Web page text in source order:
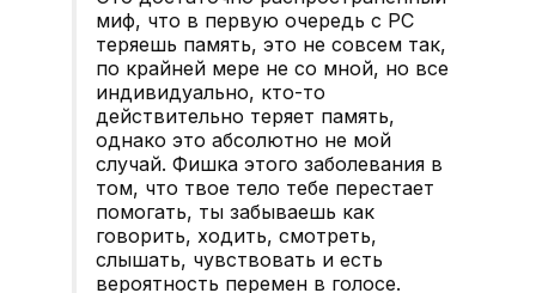
миф, что в первую очередь с РС
теряешь память, это не совсем так,
по крайней мере не со мной, но все
индивидуально, кто-то
действительно теряет память,
однако это абсолютно не мой
случай. Фишка этого заболевания в
том, что твое тело тебе перестает
помогать, ты забываешь как
говорить, ходить, смотреть,
слышать, чувствовать и есть
вероятность перемен в голосе.